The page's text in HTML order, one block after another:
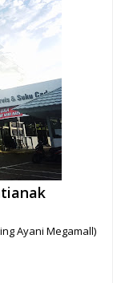
Ayani Megamall)